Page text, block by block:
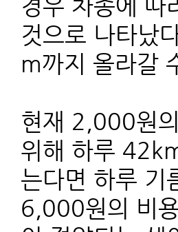
경우 차종에
것으로 나타났
m까지 올라갈
현재 2,000원
위해 하루
는다면 하루 기
6,000원의 비